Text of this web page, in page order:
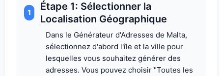
1
Étape 1: Sélectionner la
Localisation Géographique
Dans le Générateur d'Adresses de Malta,
sélectionnez d'abord l'île et la ville pour
lesquelles vous souhaitez générer des
adresses. Vous pouvez choisir "Toutes les